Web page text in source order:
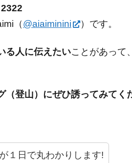
2322
（@aiaiminini ）です。
る人に伝えたいことがあって
（登山）にぜひ誘ってみてく
１日で丸わかりします!